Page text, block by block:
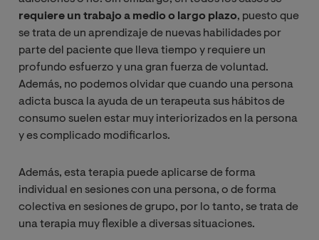
requiere un trabajo a medio o largo plazo, puesto que
se trata de un aprendizaje de nuevas habilidades por
parte del paciente que lleva tiempo y requiere un
profundo esfuerzo y una gran fuerza de voluntad.
Además, no podemos olvidar que cuando una persona
adicta busca la ayuda de un terapeuta sus hábitos de
consumo suelen estar muy interiorizados en la persona
y es complicado modificarlos.
Además, esta terapia puede aplicarse de forma
individual en sesiones con una persona, o de forma
colectiva en sesiones de grupo, por lo tanto, se trata de
una terapia muy flexible a diversas situaciones.